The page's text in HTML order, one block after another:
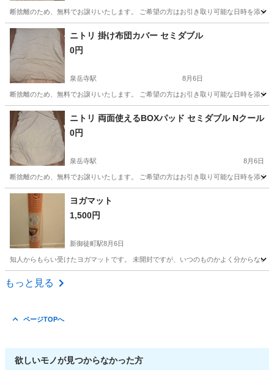
断捨離のため、無料でお譲りいたします。 ご希望の方はお引き取り可能な日時を添え
東京 港区 泉岳寺駅 寝具 掛け布団ニトリ 掛け布団カバー セミダブル
0円
泉岳寺駅 8月6日
断捨離のため、無料でお譲りいたします。 ご希望の方はお引き取り可能な日時を添え
東京 港区 泉岳寺駅 寝具
ニトリ 両面使えるBOXパッド セミダブル Nクール
0円
泉岳寺駅 8月6日
断捨離のため、無料でお譲りいたします。 ご希望の方はお引き取り可能な日時を添え
東京 港区 泉岳寺駅
ヨガマット
1,500円
新御徒町駅8月6日
知人からもらい受けたヨガマットです。 未開封ですが、いつのものかよく分からない
東京 台東区
もっと見る
ページTOPへ
欲しいモノが見つからなかった方